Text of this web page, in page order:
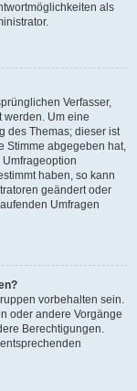
als
Verfasser,
werden. Um eine
des Themas; dieser ist
Stimme abgegeben hat,
haben, so kann
geändert oder
Umfragen
vorbehalten sein.
oder andere Vorgänge
Berechtigungen.